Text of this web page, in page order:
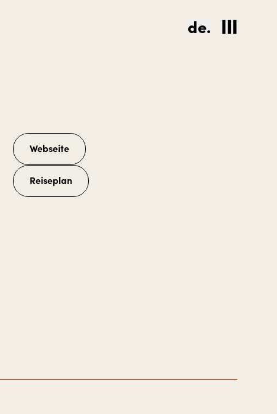
de.
Webseite
Reiseplan